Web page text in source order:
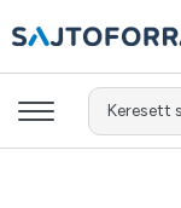
Keresett
Keresett